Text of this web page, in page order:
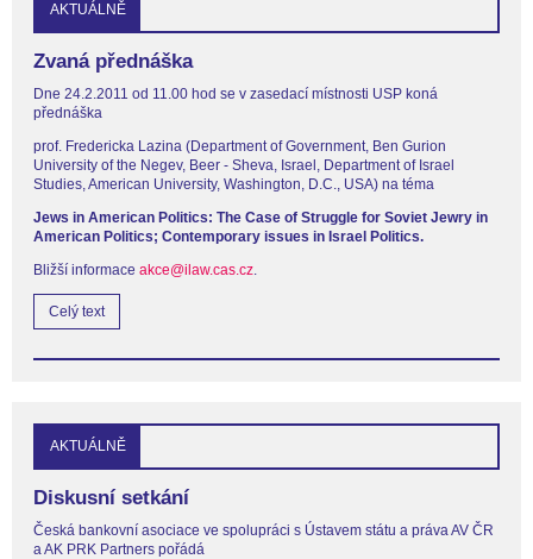
AKTUÁLNĚ
Zvaná přednáška
Dne 24.2.2011 od 11.00 hod se v zasedací místnosti USP koná
přednáška
prof. Fredericka Lazina (Department of Government, Ben Gurion
University of the Negev, Beer - Sheva, Israel, Department of Israel
Studies, American University, Washington, D.C., USA) na téma
Jews in American Politics: The Case of Struggle for Soviet Jewry in
American Politics; Contemporary issues in Israel Politics.
Bližší informace akce@ilaw.cas.cz.
Celý text
AKTUÁLNĚ
Diskusní setkání
Česká bankovní asociace ve spolupráci s Ústavem státu a práva AV ČR
a AK PRK Partners pořádá